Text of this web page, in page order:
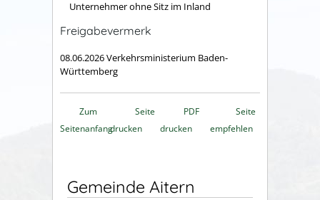
Unternehmer ohne Sitz im Inland
Freigabevermerk
08.06.2026 Verkehrsministerium Baden-
Württemberg
Zum
Seitenanfang
Seite
drucken
PDF
drucken
Seite
empfehlen
Gemeinde Aitern